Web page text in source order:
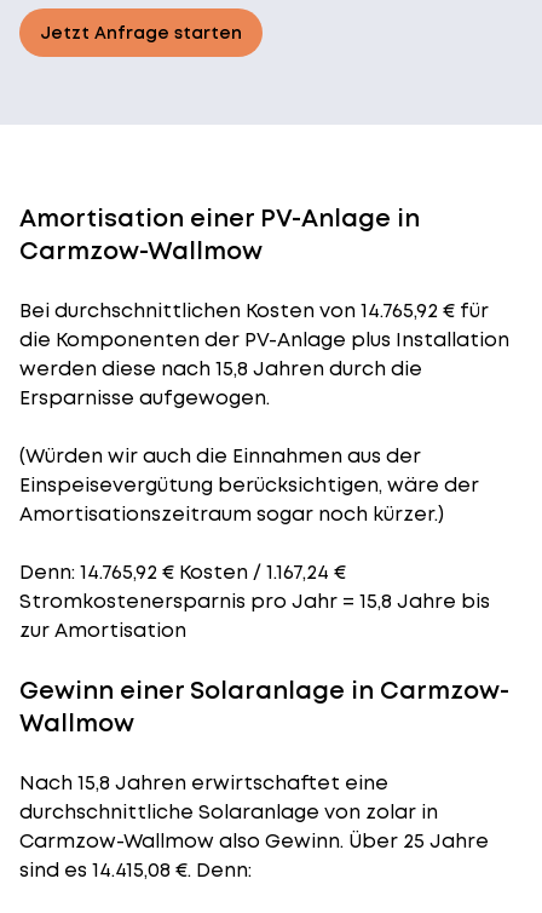
Jetzt Anfrage starten
Amortisation einer PV-Anlage in
Carmzow-Wallmow
Bei durchschnittlichen Kostenvon 14.765,92 € für
die Komponenten der PV-Anlage plus Installation
werden diese nach 15,8 Jahren durch die
Ersparnisse aufgewogen.
(Würden wir auch die Einnahmen aus der
Einspeisevergütung berücksichtigen, wäre der
Amortisationszeitraumsogar noch kürzer.)
Denn: 14.765,92 € Kosten / 1.167,24 €
Stromkostenersparnis pro Jahr = 15,8 Jahre bis
zur Amortisation
Gewinn einer Solaranlage in Carmzow-
Wallmow
Nach 15,8 Jahren erwirtschaftet eine
durchschnittliche Solaranlage von zolar in
Carmzow-Wallmow also Gewinn. Über 25 Jahre
sind es 14.415,08 €. Denn: